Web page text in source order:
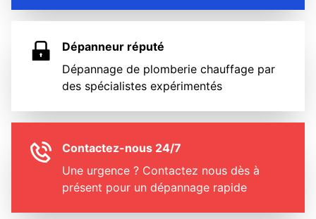
Dépanneur réputé
Dépannage de plomberie chauffage par
des spécialistes expérimentés
Contactez-nous 24/7
Une urgence ? Contactez nous dès à
présent pour un dépannage rapide